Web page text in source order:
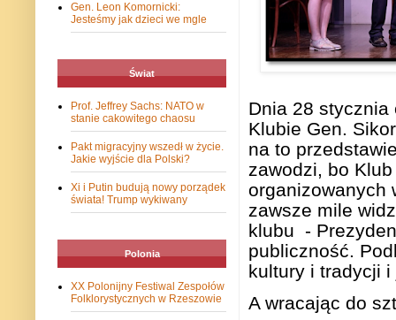
Dnia 28 stycznia
Klubie Gen.
na to
zawodzi, bo
organizowanych
zawsze mile
klubu -
publiczność.
kultury i tradycji
A wracając do
Gen. Leon Komornicki:
Jesteśmy jak dzieci we mgle
Świat
Prof. Jeffrey Sachs: NATO w
stanie cakowitego chaosu
Pakt migracyjny wszedł w życie.
Jakie wyjście dla Polski?
Xi i Putin budują nowy porządek
świata! Trump wykiwany
Polonia
XX Polonijny Festiwal Zespołów
Folklorystycznych w Rzeszowie